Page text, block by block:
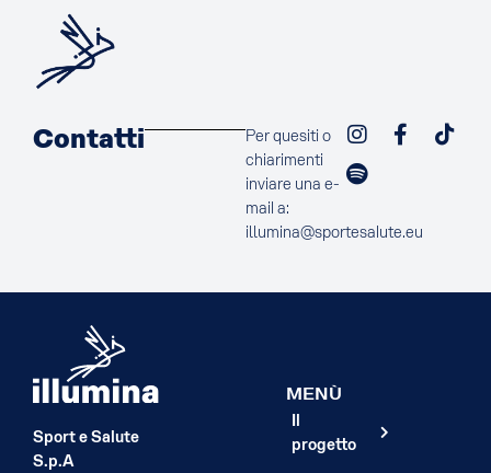
Contatti
Per quesiti o
chiarimenti
inviare una e-
mail a:
illumina@sportesalute.eu
Sport e Salute
S.p.A
MENÙ
Il
progetto